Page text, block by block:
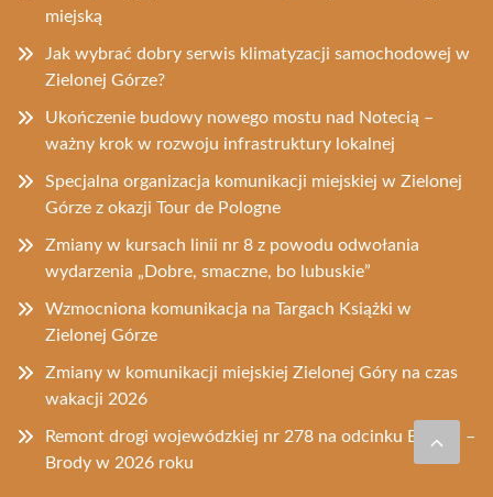
miejską
Jak wybrać dobry serwis klimatyzacji samochodowej w
Zielonej Górze?
Ukończenie budowy nowego mostu nad Notecią –
ważny krok w rozwoju infrastruktury lokalnej
Specjalna organizacja komunikacji miejskiej w Zielonej
Górze z okazji Tour de Pologne
Zmiany w kursach linii nr 8 z powodu odwołania
wydarzenia „Dobre, smaczne, bo lubuskie”
Wzmocniona komunikacja na Targach Książki w
Zielonej Górze
Zmiany w komunikacji miejskiej Zielonej Góry na czas
wakacji 2026
Remont drogi wojewódzkiej nr 278 na odcinku Będów –
Brody w 2026 roku